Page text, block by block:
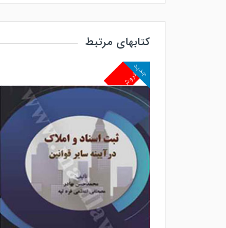
کتابهای مرتبط
پرفروش
جدید